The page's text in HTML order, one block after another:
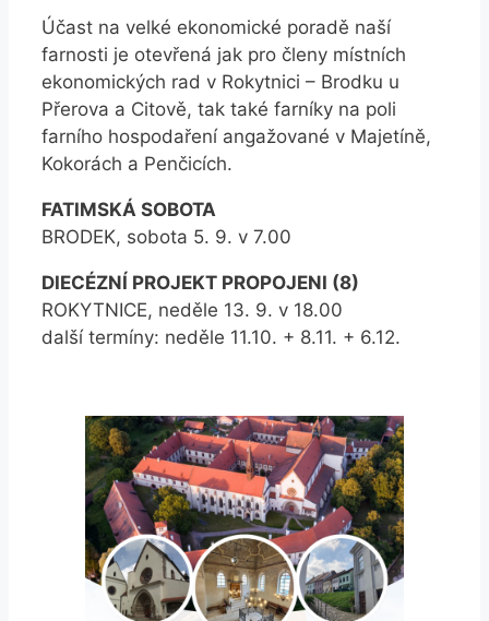
Účast na velké ekonomické poradě naší
farnosti je otevřená jak pro členy místních
ekonomických rad v Rokytnici – Brodku u
Přerova a Citově, tak také farníky na poli
farního hospodaření angažované v Majetíně,
Kokorách a Penčicích.
FATIMSKÁ SOBOTA
BRODEK, sobota 5. 9. v 7.00
DIECÉZNÍ PROJEKT PROPOJENI (8)
ROKYTNICE, neděle 13. 9. v 18.00
další termíny: neděle 11.10. + 8.11. + 6.12.